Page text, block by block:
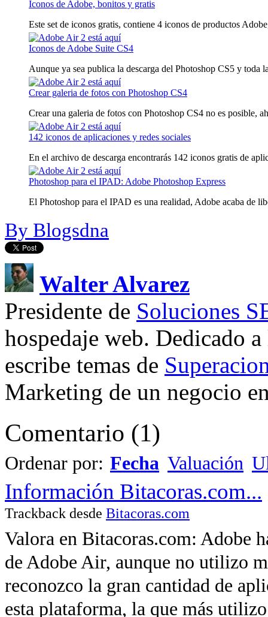
Iconos de Adobe, bonitos y gratis
Este set de iconos gratis, contiene 4 iconos de productos
Iconos de Adobe Suite CS4
Aunque ya sea publica la descarga del Photoshop CS5 y toda
Crear galeria de fotos con Photoshop CS4
Crear una galeria de fotos con Photoshop CS4 no es posible,
142 iconos de aplicaciones y redes sociales
En el archivo de descarga encontrarás 142 iconos gratis de
Photoshop para el IPAD: Adobe Photoshop Express
El Photoshop para el IPAD es una realidad, Adobe acaba de
By Blogsdna
Walter Alvarez
Presidente de Soluciones
hospedaje web. Dedicado
escribe temas de
Marketing de un negocio
Comentario (1)
Ordenar por: Fecha Valuación
Información Bitacoras.com...
Trackback desde Bitacoras.com
Valora en Bitacoras.com: Adobe
de Adobe Air, aunque no utilizo
reconozco la gran cantidad de
esta plataforma, la que más